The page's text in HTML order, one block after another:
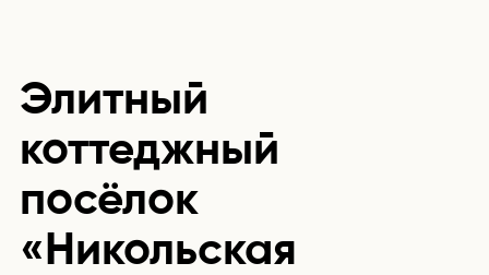
Элитный
коттеджный
посёлок
«Никольская